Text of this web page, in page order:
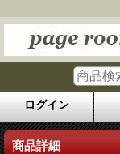
ログイン
商品詳細